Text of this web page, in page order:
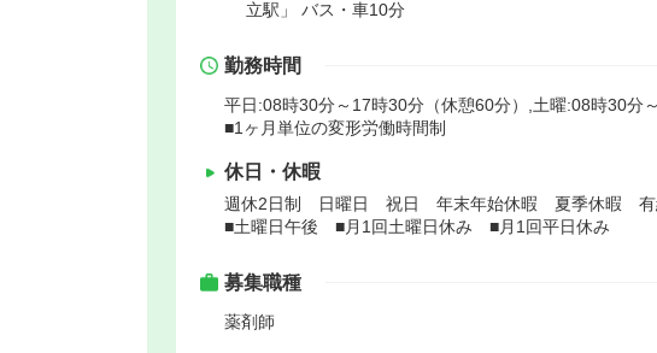
立駅」 バス・車10分
勤務時間
平日:08時30分～17時30分（休憩60分）,土曜:08時30分
■1ヶ月単位の変形労働時間制
休日・休暇
週休2日制 日曜日 祝日 年末年始休暇 夏季休暇 有
■土曜日午後 ■月1回土曜日休み ■月1回平日休み
募集職種
薬剤師